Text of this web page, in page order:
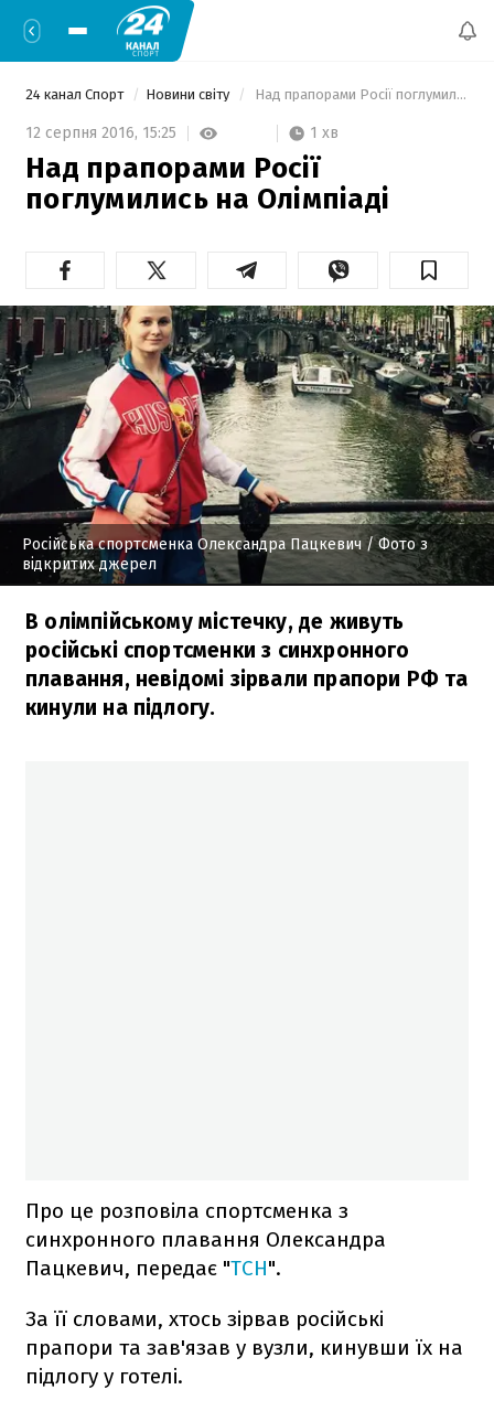
24 канал Спорт Новини світу Над прапорами Росії поглумились на Олімпіаді
12 серпня 2016, 15:25 1 хв
Над прапорами Росії
поглумились на Олімпіаді
Російська спортсменка Олександра Пацкевич / Фото з
відкритих джерел
В олімпійському містечку, де живуть
російські спортсменки з синхронного
плавання, невідомі зірвали прапори РФ та
кинули на підлогу.
Про це розповіла спортсменка з
синхронного плавання Олександра
Пацкевич, передає "ТСН".
За її словами, хтось зірвав російські
прапори та зав'язав у вузли, кинувши їх на
підлогу у готелі.